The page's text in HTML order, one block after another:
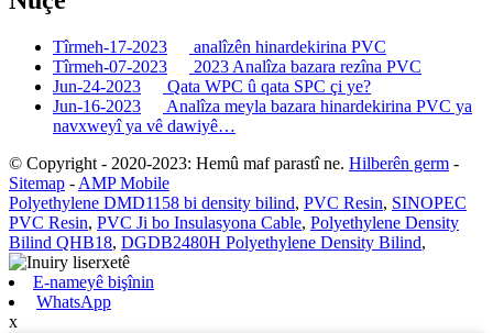
Tîrmeh-17-2023
analîzên hinardekirina PVC
Tîrmeh-07-2023
2023 Analîza bazara rezîna PVC
Jun-24-2023
Qata WPC û qata SPC çi ye?
Jun-16-2023
Analîza meyla bazara hinardekirina PVC ya
navxweyî ya vê dawiyê…
© Copyright - 2020-2023: Hemû maf parastî ne. Hilberên germ -
Sitemap - AMP Mobile
Polyethylene DMD1158 bi density bilind, PVC Resin, SINOPEC
PVC Resin, PVC Ji bo Insulasyona Cable, Polyethylene Density
Bilind QHB18, DGDB2480H Polyethylene Density Bilind,
E-nameyê bişînin
WhatsApp
x